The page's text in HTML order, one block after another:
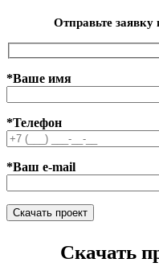
Отправьте
*Ваше имя
*Телефон
*Ваш e-mail
Скачать